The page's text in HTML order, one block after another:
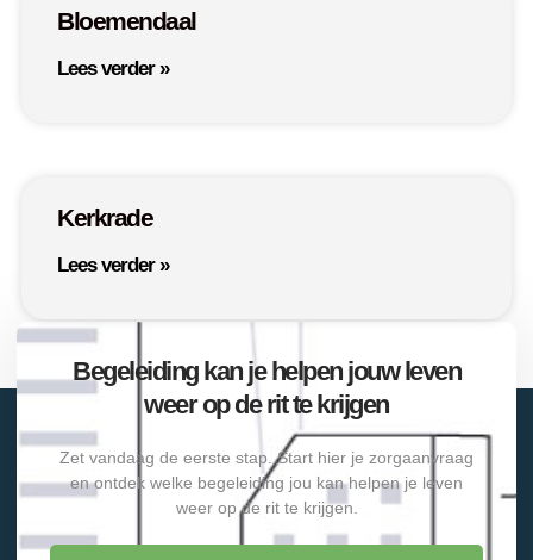
Bloemendaal
Lees verder »
Kerkrade
Lees verder »
Begeleiding kan je helpen jouw leven
weer op de rit te krijgen
Zet vandaag de eerste stap. Start hier je zorgaanvraag
en ontdek welke begeleiding jou kan helpen je leven
weer op de rit te krijgen.